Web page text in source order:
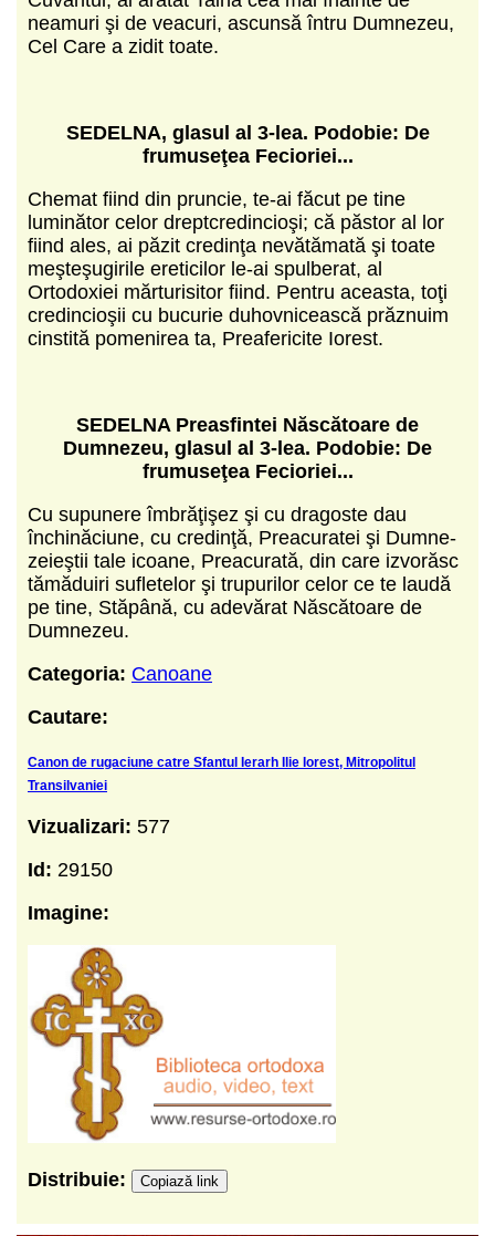
neamuri şi de veacuri, ascunsă întru Dumnezeu,
Cel Care a zidit toate.
SEDELNA, glasul al 3-lea. Podobie: De
frumuseţea Fecioriei...
Chemat fiind din pruncie, te-ai făcut pe tine
luminător celor dreptcredincioşi; că păstor al lor
fiind ales, ai păzit credinţa nevătămată şi toate
meşteşugirile ereticilor le-ai spulberat, al
Ortodoxiei mărturisitor fiind. Pentru aceasta, toţi
credincioşii cu bucurie duhovnicească prăznuim
cinstită pomenirea ta, Preafericite Iorest.
SEDELNA Preasfintei Născătoare de
Dumnezeu, glasul al 3-lea. Podobie: De
frumuseţea Fecioriei...
Cu supunere îmbrăţişez şi cu dragoste dau
închinăciune, cu credinţă, Preacuratei şi Dumne­
zeieştii tale icoane, Preacurată, din care izvorăsc
tămăduiri sufletelor şi trupurilor celor ce te laudă
pe tine, Stăpână, cu adevărat Născătoare de
Dumnezeu.
Categoria: Canoane
Cautare:
Canon de rugaciune catre Sfantul Ierarh Ilie Iorest, Mitropolitul
Transilvaniei
Vizualizari: 577
Id: 29150
Imagine:
Distribuie: Copiază link